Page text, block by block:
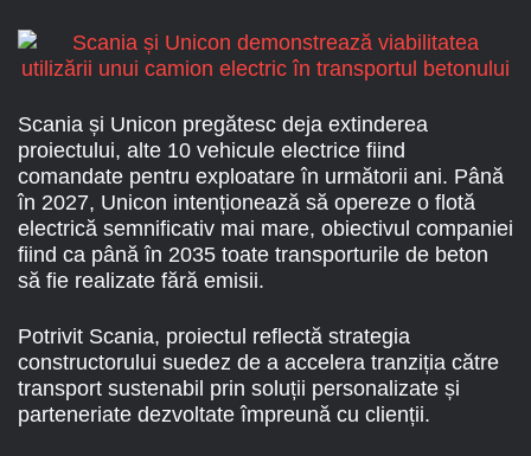
Scania și Unicon pregătesc deja extinderea
proiectului, alte 10 vehicule electrice fiind
comandate pentru exploatare în următorii ani. Până
în 2027, Unicon intenționează să opereze o flotă
electrică semnificativ mai mare, obiectivul companiei
fiind ca până în 2035 toate transporturile de beton
să fie realizate fără emisii.
Potrivit Scania, proiectul reflectă strategia
constructorului suedez de a accelera tranziția către
transport sustenabil prin soluții personalizate și
parteneriate dezvoltate împreună cu clienții.